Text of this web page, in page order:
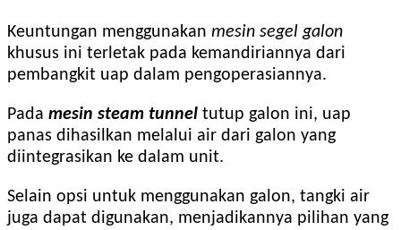
Keuntungan menggunakan mesin segel galon
khusus ini terletak pada kemandiriannya dari
pembangkit uap dalam pengoperasiannya.
Pada mesin steam tunnel tutup galon ini, uap
panas dihasilkan melalui air dari galon yang
diintegrasikan ke dalam unit.
Selain opsi untuk menggunakan galon, tangki air
juga dapat digunakan, menjadikannya pilihan yang